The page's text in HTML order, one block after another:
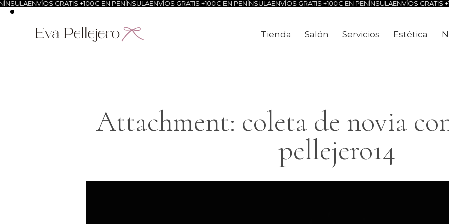
ENVÍOS GRATIS +100€ EN PENÍNSULAENVÍOS GRATIS +100€ EN PENÍNSULAENVÍOS GRATIS +100€ EN PENÍNSULAENVÍOS GRATIS
Tienda Salón Servicios Estética
Attachment: coleta de novia
pellejero14